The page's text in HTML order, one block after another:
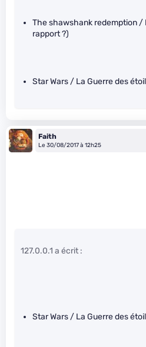
The shawshank redemption /
rapport ?)
Star Wars / La Guerre des
Faith
Le 30/08/2017 à 12h25
127.0.0.1 a écrit :
Star Wars / La Guerre des